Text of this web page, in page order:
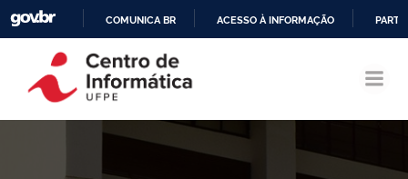
CONTEÚDO
COMUNICA BR ACESSO À INFORMAÇÃO